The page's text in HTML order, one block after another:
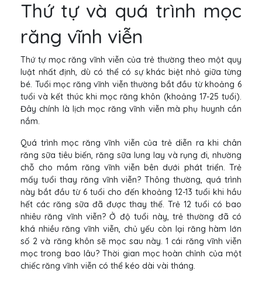
Thứ tự và quá trình mọc
răng vĩnh viễn
Thứ tự mọc răng vĩnh viễn của trẻ thường theo một quy
luật nhất định, dù có thể có sự khác biệt nhỏ giữa từng
bé. Tuổi mọc răng vĩnh viễn thường bắt đầu từ khoảng 6
tuổi và kết thúc khi mọc răng khôn (khoảng 17-25 tuổi).
Đây chính là lịch mọc răng vĩnh viễn mà phụ huynh cần
nắm.
Quá trình mọc răng vĩnh viễn của trẻ diễn ra khi chân
răng sữa tiêu biến, răng sữa lung lay và rụng đi, nhường
chỗ cho mầm răng vĩnh viễn bên dưới phát triển. Trẻ
mấy tuổi thay răng vĩnh viễn? Thông thường, quá trình
này bắt đầu từ 6 tuổi cho đến khoảng 12-13 tuổi khi hầu
hết các răng sữa đã được thay thế. Trẻ 12 tuổi có bao
nhiêu răng vĩnh viễn? Ở độ tuổi này, trẻ thường đã có
khá nhiều răng vĩnh viễn, chủ yếu còn lại răng hàm lớn
số 2 và răng khôn sẽ mọc sau này. 1 cái răng vĩnh viễn
mọc trong bao lâu? Thời gian mọc hoàn chỉnh của một
chiếc răng vĩnh viễn có thể kéo dài vài tháng.